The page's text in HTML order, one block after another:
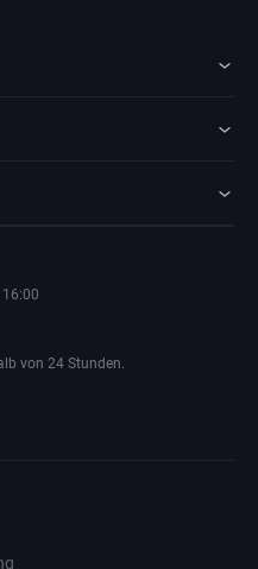
von 24 Stunden.